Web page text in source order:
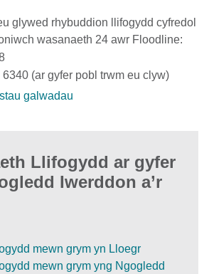
glywed rhybuddion llifogydd cyfredol
wasanaeth 24 awr Floodline:
(ar gyfer pobl trwm eu clyw)
galwadau
Llifogydd ar gyfer
Iwerddon a’r
mewn grym yn Lloegr
mewn grym yng Ngogledd